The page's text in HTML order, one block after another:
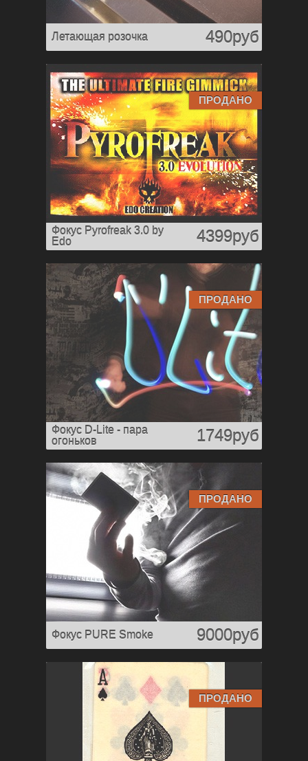
Летающая розочка 490руб
ПРОДАНО
Фокус Pyrofreak 3.0 by
Edo
4399руб
ПРОДАНО
Фокус D-Lite - пара
огоньков
1749руб
ПРОДАНО
Фокус PURE Smoke 9000руб
ПРОДАНО